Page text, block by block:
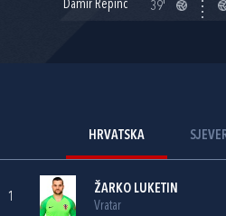
Damir Repinc
39'
HRVATSKA
1
ŽARKO LUKETIN
Vratar